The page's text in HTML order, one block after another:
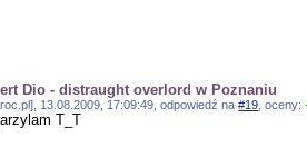
Dio - distraught overlord w Poznaniu
13.08.2009, 17:09:49, odpowiedź na#19 , oceny:
T_T